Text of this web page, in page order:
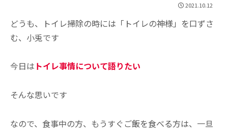
2021.10.12
どうも、トイレ掃除の時には「トイレの神様」を口ずさ
む、小兎です
今日は トイレ事情について語りたい
そんな思いです
なので、食事中の方、もうすぐご飯を食べる方は、一旦